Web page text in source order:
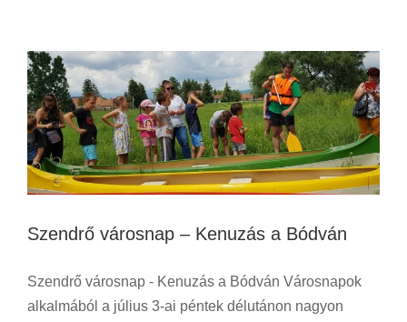
Szendrő városnap – Kenuzás a Bódván
Szendrő városnap - Kenuzás a Bódván Városnapok
alkalmából a július 3-ai péntek délutánon nagyon